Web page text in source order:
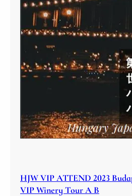
HJW VIP ATTEND 2023
VIP Winery Tour A B